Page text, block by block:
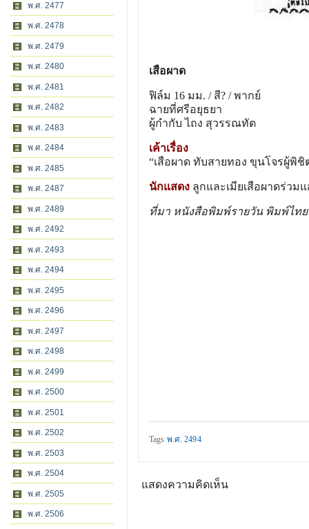
พ.ศ. 2477
พ.ศ. 2478
พ.ศ. 2479
พ.ศ. 2480
พ.ศ. 2481
พ.ศ. 2482
พ.ศ. 2483
พ.ศ. 2484
พ.ศ. 2485
พ.ศ. 2487
พ.ศ. 2489
พ.ศ. 2492
พ.ศ. 2493
พ.ศ. 2494
พ.ศ. 2495
พ.ศ. 2496
พ.ศ. 2497
พ.ศ. 2498
พ.ศ. 2499
พ.ศ. 2500
พ.ศ. 2501
พ.ศ. 2502
พ.ศ. 2503
พ.ศ. 2504
พ.ศ. 2505
พ.ศ. 2506
เสือผาด
ฟิล์ม 16 มม. / สี? / พากย์
ฉายที่ศรีอยุธยา
ผู้กํากับ ไถง สุวรรณทัต
เค้าเรื่อง
“เสือผาด ทับสายทอง ขุนโจรผู้พิ
นักแสดง ลูกและเมียเสือผาดร่วม
ที่มา หนังสือพิมพ์รายวัน พิมพ์ไทย
Tags พ.ศ. 2494
แสดงความคิดเห็น